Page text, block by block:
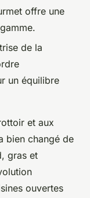
offre une
de la
un équilibre
et aux
bien changé de
gras et
ouvertes